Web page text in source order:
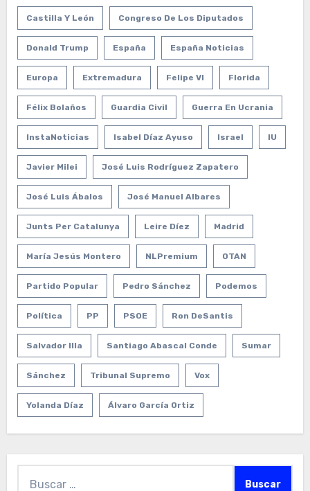
Castilla Y León Congreso De Los Diputados
Donald Trump España España Noticias
Europa Extremadura Felipe VI Florida
Félix Bolaños Guardia Civil Guerra En Ucrania
InstaNoticias Isabel Díaz Ayuso Israel IU
Javier Milei José Luis Rodríguez Zapatero
José Luis Ábalos José Manuel Albares
Junts Per Catalunya Leire Díez Madrid
María Jesús Montero NLPremium OTAN
Partido Popular Pedro Sánchez Podemos
Política PP PSOE Ron DeSantis
Salvador Illa Santiago Abascal Conde Sumar
Sánchez Tribunal Supremo Vox
Yolanda Díaz Álvaro García Ortiz